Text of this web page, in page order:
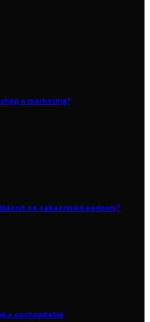
a marketing?
ze zákaznické podpory?
a pochopitelně